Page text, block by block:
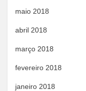
maio 2018
abril 2018
março 2018
fevereiro 2018
janeiro 2018